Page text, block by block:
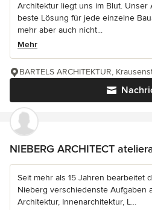
Architektur liegt uns im Blut. Unser
beste Lösung für jede einzelne
mehr aber auch nicht...
Mehr
BARTELS ARCHITEKTUR,
NIEBERG ARCHITECT
Seit mehr als 15 Jahren bearbeitet
Nieberg verschiedenste Aufgaben
Architektur, Innenarchitektur, L...